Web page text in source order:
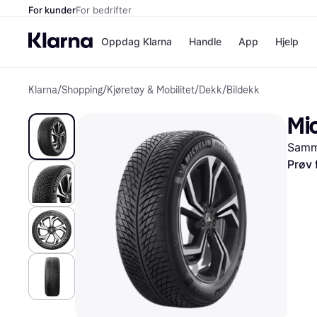
For kunderFor bedrifter
Oppdag Klarna
Betal nå
Betal i 3
Betal innen
Finansiering
Handle App Hjelp
Klarna/Shopping/Kjøretøy & Mobilitet/Dekk/Bildekk
Prøv